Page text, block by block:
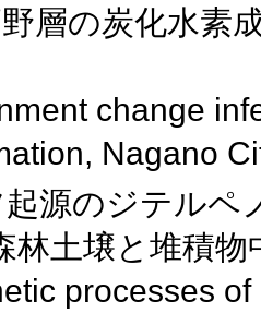
層の炭化水素
change
Nagano
源のジテルペ
林土壌と堆積
processes